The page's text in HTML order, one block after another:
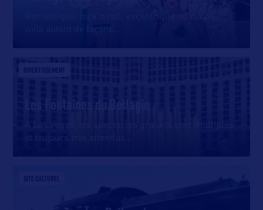
Romantique, rock’n’roll, excentrique ou cliché…
voilà autant de façons
DIVERTISSEMENT
Les Fontaines du Bellagio
A Las Vegas, les spectacles gratuits sont multiples
SITE CULTUREL